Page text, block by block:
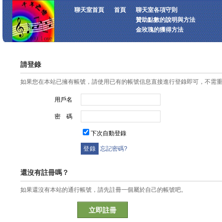
聊天室首頁 首頁
聊天室各項守則
贊助點數的說明與方法
金玫瑰的獲得方法
請登錄
如果您在本站已擁有帳號，請使用已有的帳號信息直接進行登錄即可，不需
用戶名
密 碼
下次自動登錄
忘記密碼?
還沒有註冊嗎？
如果還沒有本站的通行帳號，請先註冊一個屬於自己的帳號吧。
立即註冊